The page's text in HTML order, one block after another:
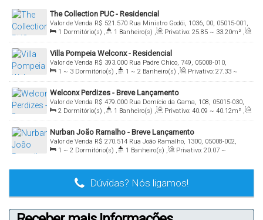
The Collection PUC - Residencial
R$ 521.570
Valor de Venda
Rua Ministro Godói, 1036, 00, 05015-001,
Perdizes, São Paulo, São Paulo, Brasil
1 Dormitório(s) , 1 Banheiro(s) , Privativo: 25.85 ~ 33.20m² ,
Total: 25.95m² , Útil: 25.95~ 32.65m²
Villa Pompeia Welconx - Residencial
R$ 393.000
Valor de Venda
Rua Padre Chico, 749, 05008-010,
Perdizes, São Paulo, São Paulo, Brasil
1 ~ 3 Dormitório(s) , 1 ~ 2 Banheiro(s) , Privativo: 27.33 ~
69.61m² , Total: 27.68m² , Útil: 27.68~ 69.61m²
Welconx Perdizes - Breve Lançamento
R$ 479.000
Valor de Venda
Rua Domício da Gama, 108, 05015-030,
Perdizes, São Paulo, São Paulo, Brasil
2 Dormitório(s) , 1 Banheiro(s) , Privativo: 40.09 ~ 40.12m² ,
Total: 27.00m² , Útil: 27.00~ 40.00m²
Nurban João Ramalho - Breve Lançamento
R$ 270.514
Valor de Venda
Rua João Ramalho, 1300, 05008-002,
Perdizes, São Paulo, São Paulo, Brasil
1 ~ 2 Dormitório(s) , 1 Banheiro(s) , Privativo: 20.07 ~
Dúvidas? Nós ligamos!